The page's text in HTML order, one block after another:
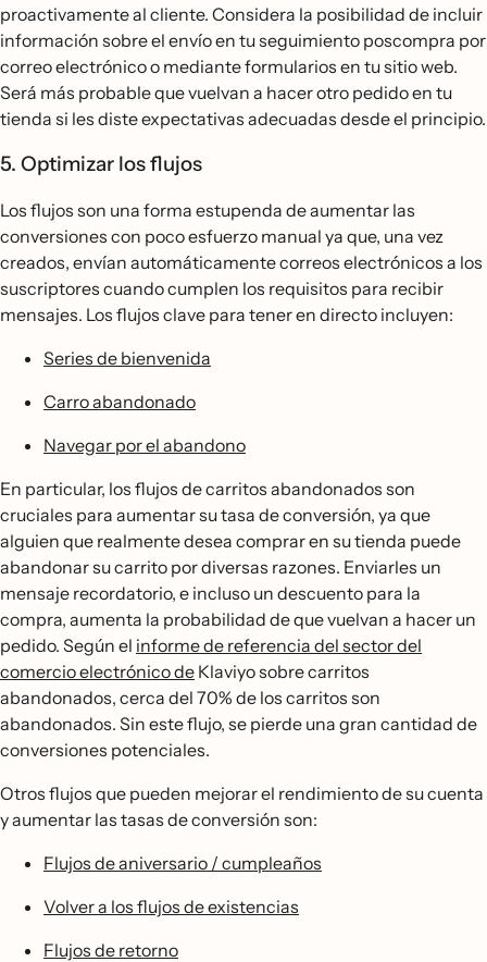
proactivamente al cliente. Considera la posibilidad de incluir
información sobre el envío en tu seguimiento poscompra por
correo electrónico o mediante formularios en tu sitio web.
Será más probable que vuelvan a hacer otro pedido en tu
tienda si les diste expectativas adecuadas desde el principio.
5. Optimizar los flujos
Los flujos son una forma estupenda de aumentar las
conversiones con poco esfuerzo manual ya que, una vez
creados, envían automáticamente correos electrónicos a los
suscriptores cuando cumplen los requisitos para recibir
mensajes. Los flujos clave para tener en directo incluyen:
Series de bienvenida
Carro abandonado
Navegar por el abandono
En particular, los flujos de carritos abandonados son
cruciales para aumentar su tasa de conversión, ya que
alguien que realmente desea comprar en su tienda puede
abandonar su carrito por diversas razones. Enviarles un
mensaje recordatorio, e incluso un descuento para la
compra, aumenta la probabilidad de que vuelvan a hacer un
pedido. Según el informe de referencia del sector del
comercio electrónico de Klaviyo sobre carritos
abandonados, cerca del 70% de los carritos son
abandonados. Sin este flujo, se pierde una gran cantidad de
conversiones potenciales.
Otros flujos que pueden mejorar el rendimiento de su cuenta
y aumentar las tasas de conversión son:
Flujos de aniversario / cumpleaños
Volver a los flujos de existencias
Flujos de retorno